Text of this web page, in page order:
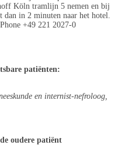
Köln tramlijn 5 nemen en bij
in 2 minuten naar het hotel.
+49 221 2027-0
patiënten:
en internist-nefroloog,
oudere patiënt